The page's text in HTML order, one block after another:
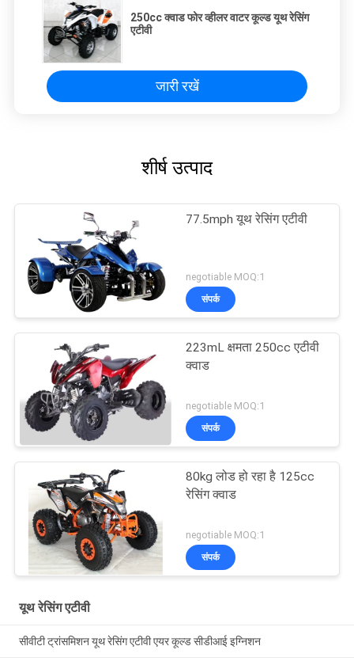
250cc क्वाड फोर व्हीलर वाटर कूल्ड यूथ रेसिंग
एटीवी
जारी रखें
शीर्ष उत्पाद
77.5mph यूथ रेसिंग एटीवी
negotiable MOQ:1
संपर्क
223mL क्षमता 250cc एटीवी
क्वाड
negotiable MOQ:1
संपर्क
80kg लोड हो रहा है 125cc
रेसिंग क्वाड
negotiable MOQ:1
संपर्क
यूथ रेसिंग एटीवी
सीवीटी ट्रांसमिशन यूथ रेसिंग एटीवी एयर कूल्ड सीडीआई इग्निशन